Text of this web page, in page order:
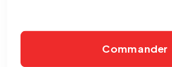
Commander